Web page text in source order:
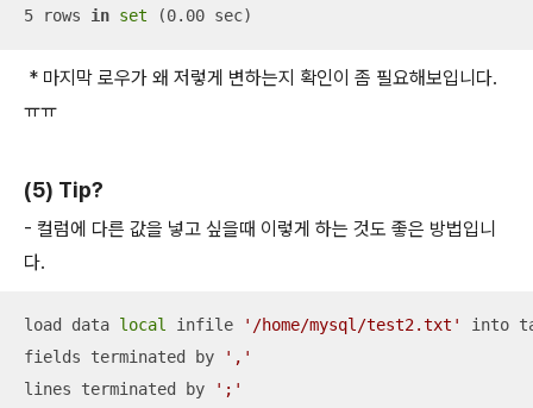
5 rows in set (0.00 sec)
* 마지막 로우가 왜 저렇게 변하는지 확인이 좀 필요해보입니다.
ㅠㅠ
(5) Tip?
- 컬럼에 다른 값을 넣고 싶을때 이렇게 하는 것도 좋은 방법입니
다.
load data local infile '/home/mysql/test2.txt'
into
fields terminated by
','
lines terminated by
';'